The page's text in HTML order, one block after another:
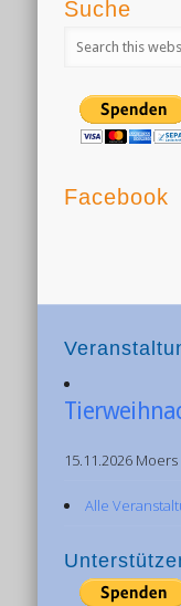
Suche
Facebook
15.11.2026 Moers
Alle